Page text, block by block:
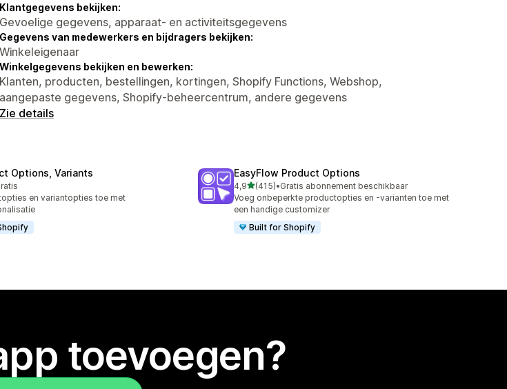
Klantgegevens bekijken:
Gevoelige gegevens, apparaat- en activiteitsgegevens
Gegevens van medewerkers en bijdragers bekijken:
Winkeleigenaar
Winkelgegevens bekijken en bewerken:
Klanten, producten, bestellingen, kortingen, Shopify Functions, Webshop,
aangepaste gegevens, Shopify-beheercentrum, andere gegevens
Zie details
Options, Variants
in totaal
en variantopties toe met
EasyFlow Product Options
4,9van 5 sterren
(415)
415 recensies in totaal
•Gratis abonnement beschikbaar
Voeg onbeperkte productopties en -varianten toe met
een handige customizer
Built for Shopify
toevoegen?